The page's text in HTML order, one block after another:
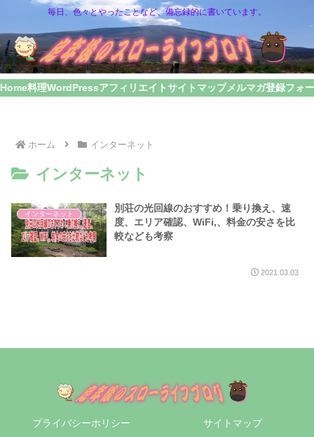
毎日、色々とやったことなど、備忘録的に書いています。
Home料理WordPressアフィリエイトサイトマップメルマガ登録フォ
ホーム インターネット
インターネット
インターネット
別荘の光回線のおすすめ！乗り換え、速
度、エリア確認、WiFi,、料金の安さを比
較なども考察
2021.03.03
プライバシーホリシー サイトマップ